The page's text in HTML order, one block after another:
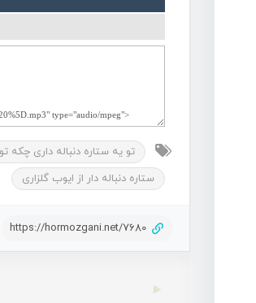
تو یه ستاره دنباله داری چکه
ستاره دنباله دار از ایوب گلزاری
https://hormozgani.net/7680